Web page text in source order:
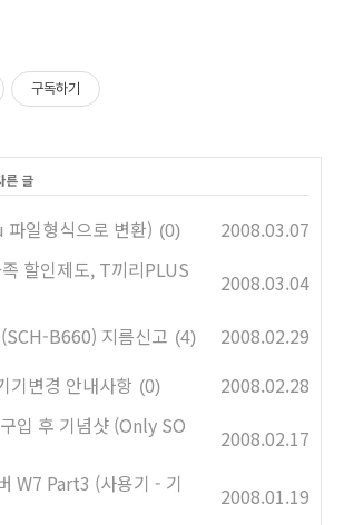
구독하기
른 글
일형식으로 변환) (0)
2008.03.07
할인제도, T끼리PLUS
2008.03.04
B660) 지름신고 (4)
2008.02.29
기변경 안내사항 (0)
2008.02.28
입 후 기념샷 (Only SO
2008.02.17
W7 Part3 (사용기 - 기
2008.01.19